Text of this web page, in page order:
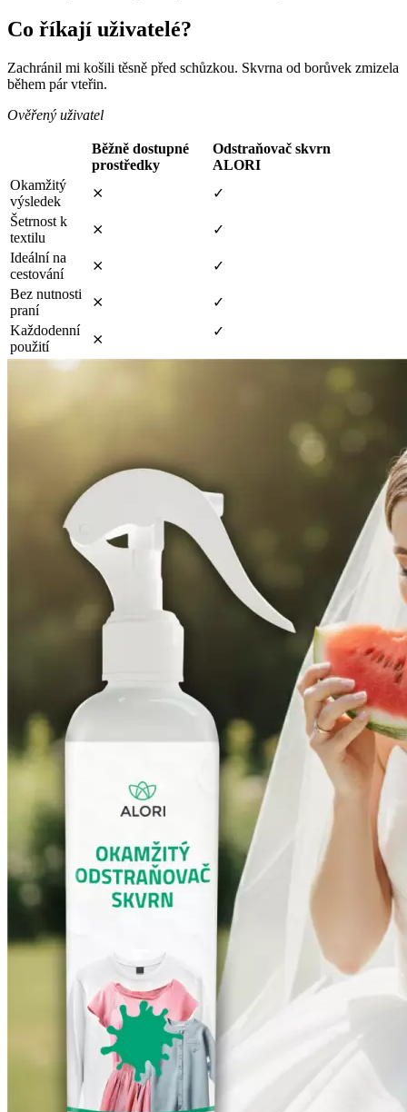
Co říkají uživatelé?
Zachránil mi košili těsně před schůzkou. Skvrna od borůvek zmizela
během pár vteřin.
Ověřený uživatel
Běžně dostupné
prostředky
Odstraňovač skvrn
ALORI
Okamžitý
výsledek
⨯
✓
Šetrnost k
textilu
⨯
✓
Ideální na
cestování
⨯
✓
Bez nutnosti
praní
⨯
✓
Každodenní
použití
⨯
✓